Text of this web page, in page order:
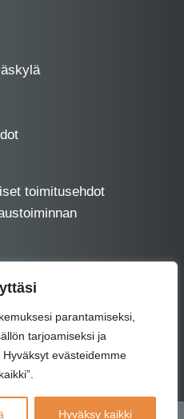
parantamiseksi,
tarjoamiseksi ja
evästeidemme
Hyväksy kaikki
toimitusehdot